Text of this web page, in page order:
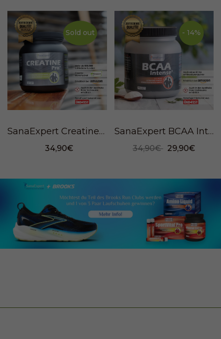
Sold out
SanaExpert Creatine Pro®, Powder, 650g
34,90€
- 14%
SanaExpert BCAA Intense®, powder, 500g
34,90€ 29,90€